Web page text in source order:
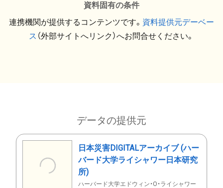
資料固有の条件
連携機関が提供するコンテンツです。 資料提供元デーベー
ス （外部サイトへリンク）へお問合せください。
データの提供元
日本災害DIGITALアーカイブ (ハー
バード大学ライシャワー日本研究
所)
ハーバード大学エドウィン・O・ライシャワー